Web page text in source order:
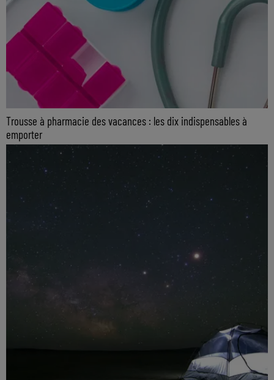
Trousse à pharmacie des vacances : les dix indispensables à
emporter